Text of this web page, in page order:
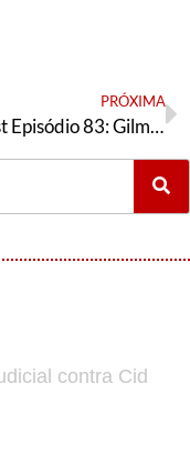
PRÓXIMA
Podcast Episódio 83: Gilmar Mendes e os militares, as reuniões da executiva nacional do PT, e o novo ministro da educação
contra Cid